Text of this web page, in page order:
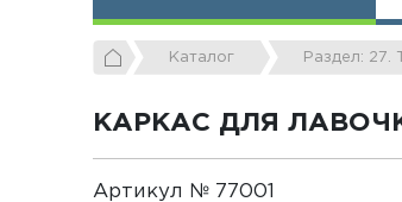
Каталог Раздел: 27.
КАРКАС ДЛЯ
Артикул № 77001